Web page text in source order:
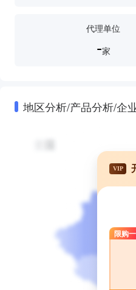
代理单位
-家
地区分析/产品分析/企
VIP
限购